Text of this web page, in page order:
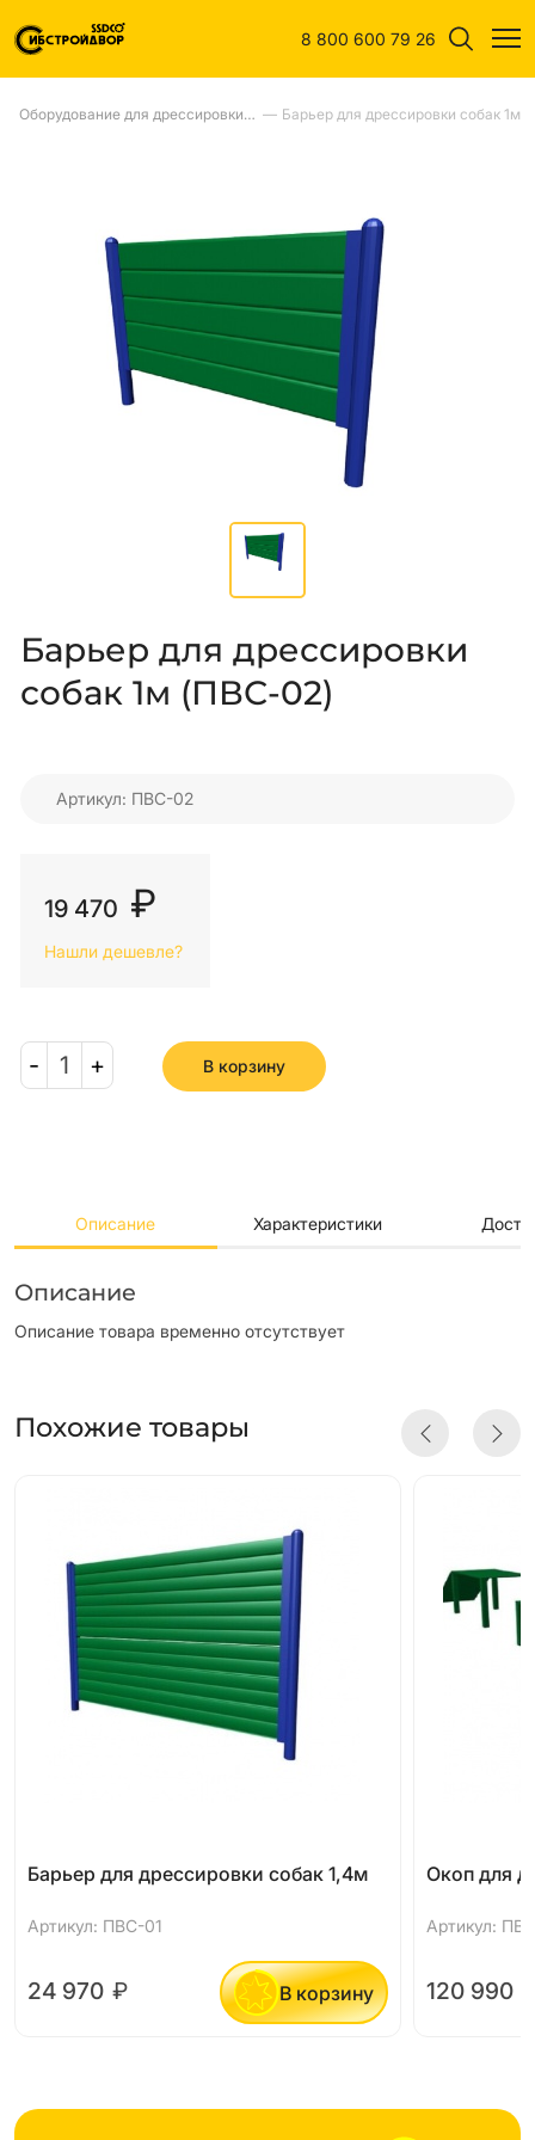
8 800 600 79 26
Оборудование для дрессировки собак — Барьер для дрессировки собак 1м
Барьер для дрессировки
собак 1м (ПВС-02)
Артикул: ПВС-02
19 470 ₽
Нашли дешевле?
- 1 + В корзину
Описание Характеристики
Описание
Описание товара временно отсутствует
Похожие товары
Барьер для дрессировки собак 1,4м
Артикул: ПВС-01
24 970 ₽ В корзину
Окоп для
Артикул:
120 990